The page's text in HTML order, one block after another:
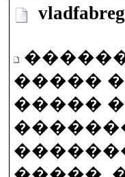
�����
�����